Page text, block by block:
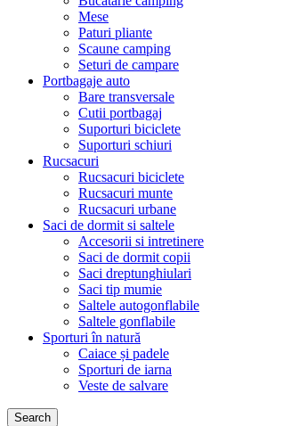
Mese
Paturi pliante
Scaune camping
Seturi de campare
Portbagaje auto
Bare transversale
Cutii portbagaj
Suporturi biciclete
Suporturi schiuri
Rucsacuri
Rucsacuri biciclete
Rucsacuri munte
Rucsacuri urbane
Saci de dormit si saltele
Accesorii si intretinere
Saci de dormit copii
Saci dreptunghiulari
Saci tip mumie
Saltele autogonflabile
Saltele gonflabile
Sporturi în natură
Caiace și padele
Sporturi de iarna
Veste de salvare
Search